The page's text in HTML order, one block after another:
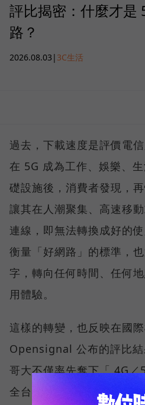
評比揭密：什麼才是
路？
2026.08.03 | 3C生活
過去，下載速度是評價電
在 5G 成為工作、娛樂、
礎設施後，消費者發現，
讓其在人潮聚集、高速移
連線，即無法轉換成好的
衡量「好網路」的標準，
字，轉向任何時間、任何
用體驗。
這樣的轉變，也反映在國
Opensignal 公布的評比
哥大不僅率先奪下「 4G／
全台 No.1 」國際級榮譽